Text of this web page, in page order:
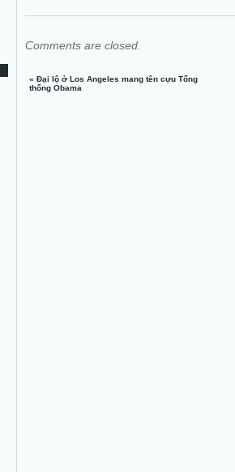
Comments are closed.
«Đại lộ ở Los Angeles mang tên cựu Tổng
thống Obama